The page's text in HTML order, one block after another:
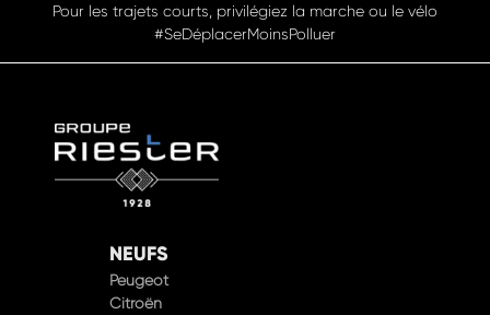
Pour les trajets courts, privilégiez la marche ou le vélo
#SeDéplacerMoinsPolluer
NEUFS
Peugeot
Citroën